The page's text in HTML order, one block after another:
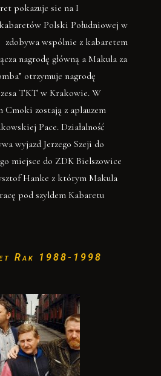
pokazuje sie na I
Polski Południowej w
wspólnie z kabaretem
nagrodę główną a Makula za
otrzymuje nagrodę
TKT w Krakowie. W
Cmoki zostają z aplauzem
Pace. Działalność
wyjazd Jerzego Szeji do
miejsce do ZDK Bielszowice
Hanke z którym Makula
pod szyldem Kabaretu
Rak 1988-1998